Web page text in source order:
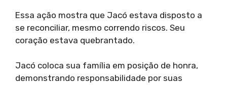
Essa ação mostra que Jacó estava disposto a
se reconciliar, mesmo correndo riscos. Seu
coração estava quebrantado.
Jacó coloca sua família em posição de honra,
demonstrando responsabilidade por suas